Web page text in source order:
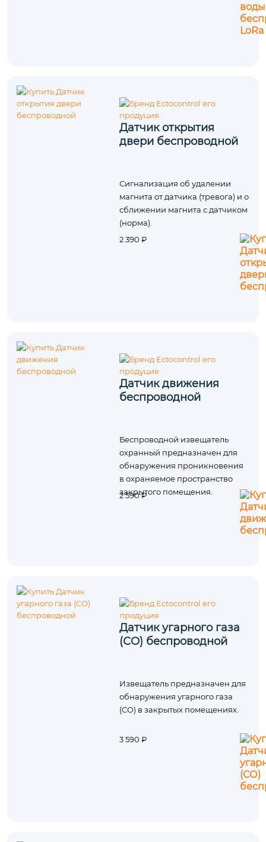
Датчик открытия
двери беспроводной
Сигнализация об удалении
магнита от датчика (тревога) и о
сближении магнита с датчиком
(норма).
2 390 ₽
Датчик движения
беспроводной
Беспроводной извещатель
охранный предназначен для
обнаружения проникновения
в охраняемое пространство
закрытого помещения.
2 590 ₽
Датчик угарного газа
(СО) беспроводной
Извещатель предназначен для
обнаружения угарного газа
(СО) в закрытых помещениях.
3 590 ₽